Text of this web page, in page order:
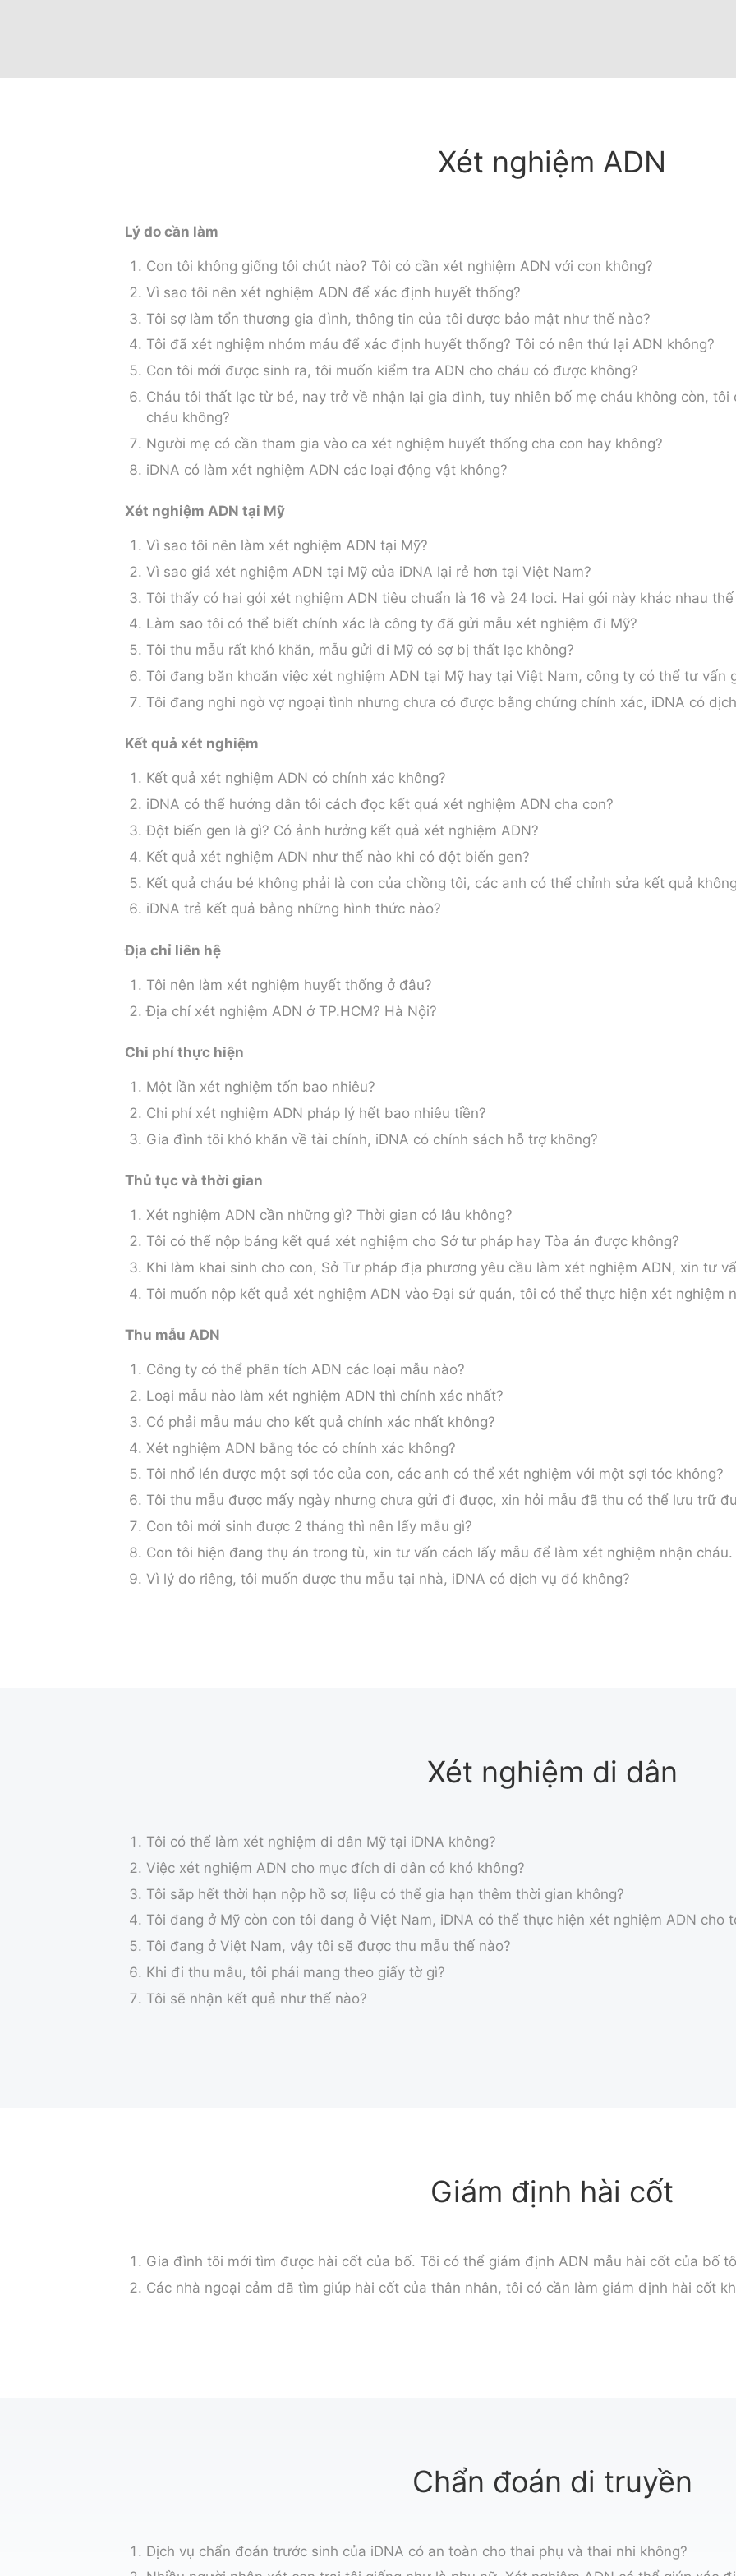
Xét nghiệm ADN
Lý do cần làm
Con tôi không giống tôi chút nào? Tôi có cần xét nghiệm ADN với con không?
Vì sao tôi nên xét nghiệm ADN để xác định huyết thống?
Tôi sợ làm tổn thương gia đình, thông tin của tôi được bảo mật như thế nào?
Tôi đã xét nghiệm nhóm máu để xác định huyết thống? Tôi có nên thử lại ADN không?
Con tôi mới được sinh ra, tôi muốn kiểm tra ADN cho cháu có được không?
Cháu tôi thất lạc từ bé, nay trở về nhận lại gia đình, tuy nhiên bố mẹ cháu không còn,
cháu không?
Người mẹ có cần tham gia vào ca xét nghiệm huyết thống cha con hay không?
iDNA có làm xét nghiệm ADN các loại động vật không?
Xét nghiệm ADN tại Mỹ
Vì sao tôi nên làm xét nghiệm ADN tại Mỹ?
Vì sao giá xét nghiệm ADN tại Mỹ của iDNA lại rẻ hơn tại Việt Nam?
Tôi thấy có hai gói xét nghiệm ADN tiêu chuẩn là 16 và 24 loci. Hai gói này khác nhau thế
Làm sao tôi có thể biết chính xác là công ty đã gửi mẫu xét nghiệm đi Mỹ?
Tôi thu mẫu rất khó khăn, mẫu gửi đi Mỹ có sợ bị thất lạc không?
Tôi đang băn khoăn việc xét nghiệm ADN tại Mỹ hay tại Việt Nam, công ty có thể tư vấn
Tôi đang nghi ngờ vợ ngoại tình nhưng chưa có được bằng chứng chính xác, iDNA có
Kết quả xét nghiệm
Kết quả xét nghiệm ADN có chính xác không?
iDNA có thể hướng dẫn tôi cách đọc kết quả xét nghiệm ADN cha con?
Đột biến gen là gì? Có ảnh hưởng kết quả xét nghiệm ADN?
Kết quả xét nghiệm ADN như thế nào khi có đột biến gen?
Kết quả cháu bé không phải là con của chồng tôi, các anh có thể chỉnh sửa kết quả
iDNA trả kết quả bằng những hình thức nào?
Địa chỉ liên hệ
Tôi nên làm xét nghiệm huyết thống ở đâu?
Địa chỉ xét nghiệm ADN ở TP.HCM? Hà Nội?
Chi phí thực hiện
Một lần xét nghiệm tốn bao nhiêu?
Chi phí xét nghiệm ADN pháp lý hết bao nhiêu tiền?
Gia đình tôi khó khăn về tài chính, iDNA có chính sách hỗ trợ không?
Thủ tục và thời gian
Xét nghiệm ADN cần những gì? Thời gian có lâu không?
Tôi có thể nộp bảng kết quả xét nghiệm cho Sở tư pháp hay Tòa án được không?
Khi làm khai sinh cho con, Sở Tư pháp địa phương yêu cầu làm xét nghiệm ADN, xin tư
Tôi muốn nộp kết quả xét nghiệm ADN vào Đại sứ quán, tôi có thể thực hiện xét nghiệm
Thu mẫu ADN
Công ty có thể phân tích ADN các loại mẫu nào?
Loại mẫu nào làm xét nghiệm ADN thì chính xác nhất?
Có phải mẫu máu cho kết quả chính xác nhất không?
Xét nghiệm ADN bằng tóc có chính xác không?
Tôi nhổ lén được một sợi tóc của con, các anh có thể xét nghiệm với một sợi tóc không?
Tôi thu mẫu được mấy ngày nhưng chưa gửi đi được, xin hỏi mẫu đã thu có thể lưu trữ
Con tôi mới sinh được 2 tháng thì nên lấy mẫu gì?
Con tôi hiện đang thụ án trong tù, xin tư vấn cách lấy mẫu để làm xét nghiệm nhận cháu.
Vì lý do riêng, tôi muốn được thu mẫu tại nhà, iDNA có dịch vụ đó không?
Xét nghiệm di dân
Tôi có thể làm xét nghiệm di dân Mỹ tại iDNA không?
Việc xét nghiệm ADN cho mục đích di dân có khó không?
Tôi sắp hết thời hạn nộp hồ sơ, liệu có thể gia hạn thêm thời gian không?
Tôi đang ở Mỹ còn con tôi đang ở Việt Nam, iDNA có thể thực hiện xét nghiệm ADN cho
Tôi đang ở Việt Nam, vậy tôi sẽ được thu mẫu thế nào?
Khi đi thu mẫu, tôi phải mang theo giấy tờ gì?
Tôi sẽ nhận kết quả như thế nào?
Giám định hài cốt
Gia đình tôi mới tìm được hài cốt của bố. Tôi có thể giám định ADN mẫu hài cốt của bố
Các nhà ngoại cảm đã tìm giúp hài cốt của thân nhân, tôi có cần làm giám định hài cốt
Chẩn đoán di truyền
Dịch vụ chẩn đoán trước sinh của iDNA có an toàn cho thai phụ và thai nhi không?